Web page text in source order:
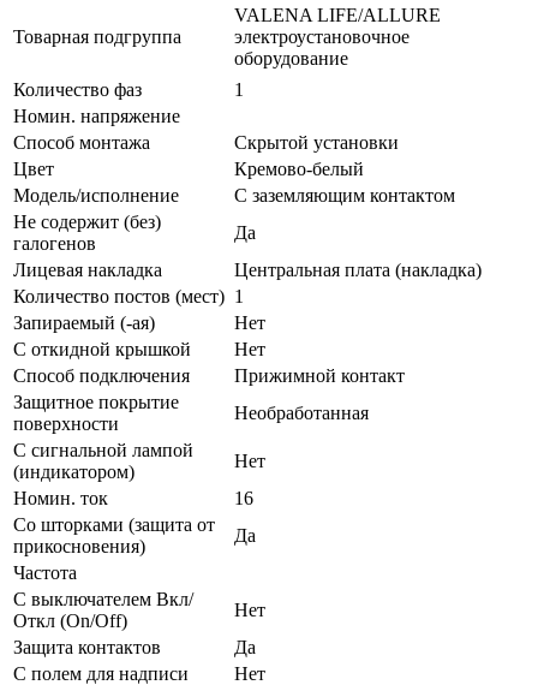
Товарная подгруппа
VALENA LIFE/ALLURE
электроустановочное
оборудование
Количество фаз
1
Номин. напряжение
Способ монтажа
Скрытой установки
Цвет
Кремово-белый
Модель/исполнение
С заземляющим контактом
Не содержит (без)
галогенов
Да
Лицевая накладка
Центральная плата (накладка)
Количество постов (мест) 1
Запираемый (-ая)
Нет
С откидной крышкой
Нет
Способ подключения
Прижимной контакт
Защитное покрытие
поверхности
Необработанная
С сигнальной лампой
(индикатором)
Нет
Номин. ток
16
Со шторками (защита от
прикосновения)
Да
Частота
С выключателем Вкл/
Откл (On/Off)
Нет
Защита контактов
Да
С полем для надписи
Нет